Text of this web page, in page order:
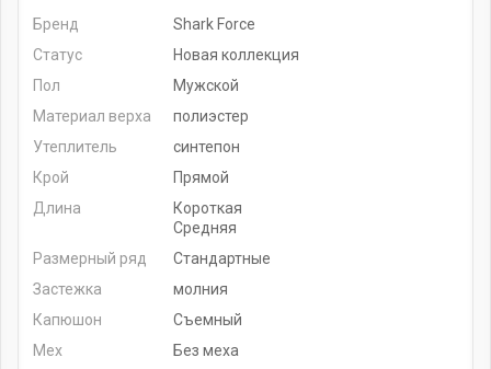
Бренд
Shark Force
Статус
Новая коллекция
Пол
Мужской
Материал верха
полиэстер
Утеплитель
синтепон
Крой
Прямой
Длина
Короткая
Средняя
Размерный ряд
Стандартные
Застежка
молния
Капюшон
Съемный
Мех
Без меха